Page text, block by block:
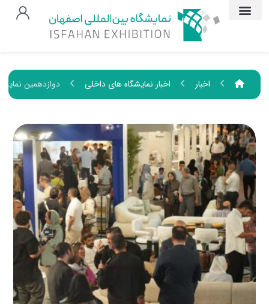
اخبار اخبار نمایشگاه های داخلی دوازدهمین